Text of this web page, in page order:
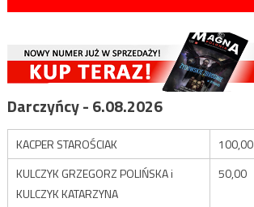
Darczyńcy - 6.08.2026
KACPER STAROŚCIAK
100,00
KULCZYK GRZEGORZ POLIŃSKA i
KULCZYK KATARZYNA
50,00